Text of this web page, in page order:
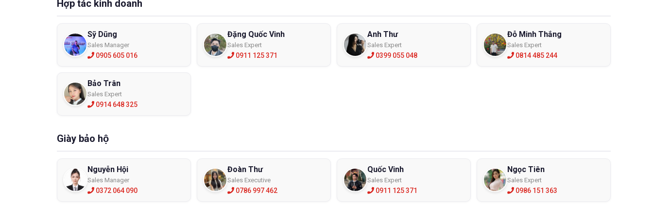
Xem thêm:100 kính bảo hộ lao động nhập khẩu chính hãng tại ECO3D
Hợp tác kinh doanh
Sỹ Dũng
Sales Manager
0905 605 016
Đặng Quốc Vinh
Sales Expert
0911 125 371
Anh Thư
Sales Expert
0399 055 048
Đỗ Minh Thắng
Sales Expert
0814 485 244
Bảo Trân
Sales Expert
0914 648 325
Giày bảo hộ
Nguyễn Hội
Sales Manager
0372 064 090
Đoàn Thư
Sales Executive
0786 997 462
Quốc Vinh
Sales Expert
0911 125 371
Ngọc Tiên
Sales Expert
0986 151 363